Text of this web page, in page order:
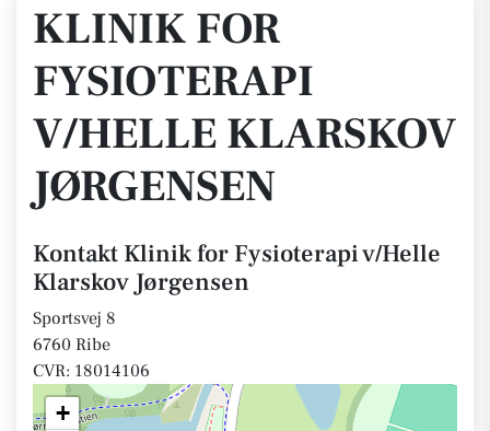
KLINIK FOR
FYSIOTERAPI
V/HELLE KLARSKOV
JØRGENSEN
Kontakt Klinik for Fysioterapi v/Helle
Klarskov Jørgensen
Sportsvej 8
6760 Ribe
CVR: 18014106
+